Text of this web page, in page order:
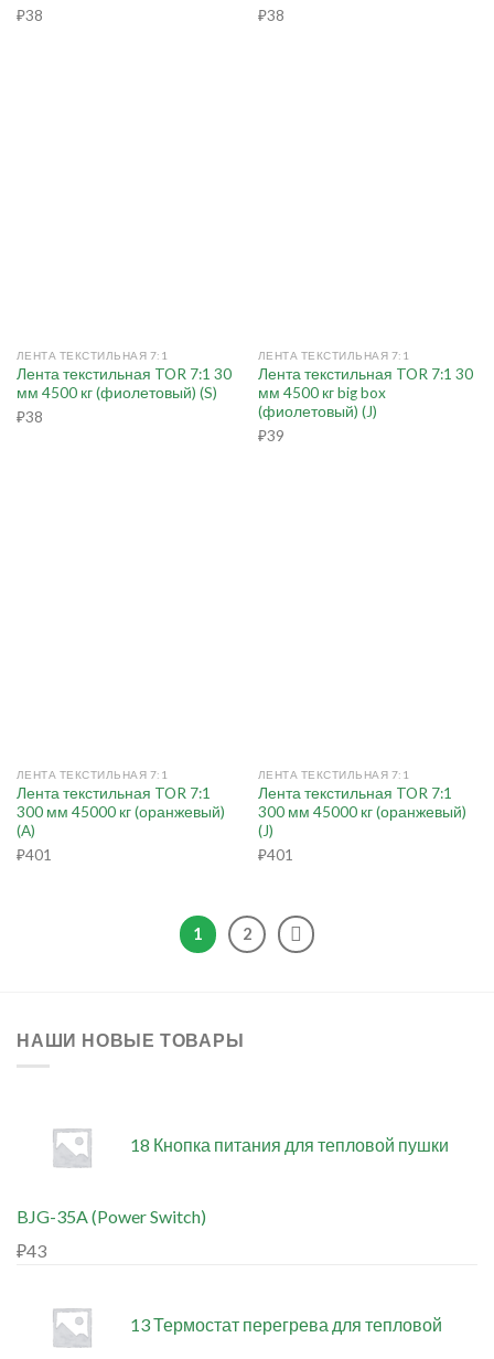
₽38
₽38
ЛЕНТА ТЕКСТИЛЬНАЯ 7:1
Лента текстильная TOR 7:1 30
мм 4500 кг (фиолетовый) (S)
₽38
ЛЕНТА ТЕКСТИЛЬНАЯ 7:1
Лента текстильная TOR 7:1 30
мм 4500 кг big box
(фиолетовый) (J)
₽39
ЛЕНТА ТЕКСТИЛЬНАЯ 7:1
Лента текстильная TOR 7:1
300 мм 45000 кг (оранжевый)
(A)
₽401
ЛЕНТА ТЕКСТИЛЬНАЯ 7:1
Лента текстильная TOR 7:1
300 мм 45000 кг (оранжевый)
(J)
₽401
1 2
НАШИ НОВЫЕ ТОВАРЫ
18 Кнопка питания для тепловой пушки
BJG-35A (Power Switch)
₽43
13 Термостат перегрева для тепловой